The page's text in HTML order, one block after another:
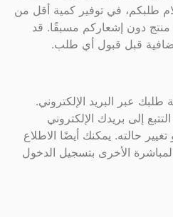
طلبكم، في توفير كمية أقل من
منتج دون إشعاركم مسبقًا. قد
قبل قبول أي طلب.
عبر البريد الإلكتروني.
إلى بريدك الإلكتروني
حالته. يمكنك أيضًا الاطلاع
الأخرى بتسجيل الدخول